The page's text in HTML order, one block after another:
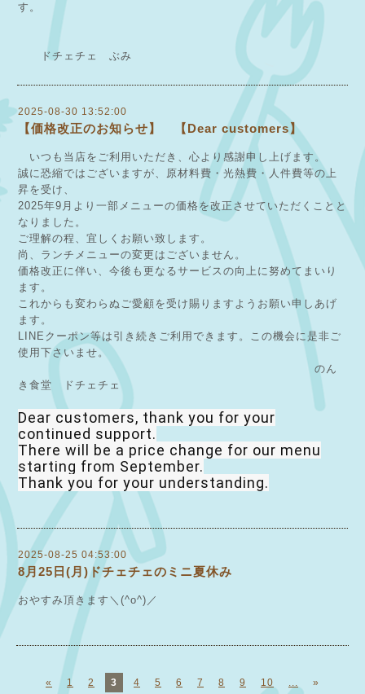
す。
ドチェチェ ぶみ
2025-08-30 13:52:00
【価格改正のお知らせ】 【Dear customers】
いつも当店をご利用いただき、心より感謝申し上げます。
誠に恐縮ではございますが、原材料費・光熱費・人件費等の上
昇を受け、
2025年9月より一部メニューの価格を改正させていただくことと
なりました。
ご理解の程、宜しくお願い致します。
尚、ランチメニューの変更はございません。
価格改正に伴い、今後も更なるサービスの向上に努めてまいり
ます。
これからも変わらぬご愛顧を受け賜りますようお願い申しあげ
ます。
LINEクーポン等は引き続きご利用できます。この機会に是非ご
使用下さいませ。
のん
き食堂 ドチェチェ
Dear customers, thank you for your
continued support.
There will be a price change for our menu
starting from September.
Thank you for your understanding.
2025-08-25 04:53:00
8月25日(月)ドチェチェのミニ夏休み
おやすみ頂きます＼(^o^)／
« 1 2 3 4 5 6 7 8 9 10 ... »